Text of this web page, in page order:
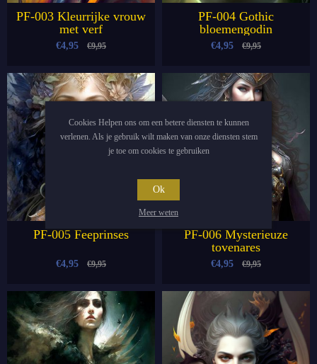
PF-003 Kleurrijke vrouw
met verf
€4,95 €9,95
PF-004 Gothic
bloemengodin
€4,95 €9,95
PF-005 Feeprinses
€4,95 €9,95
PF-006 Mysterieuze
tovenares
€4,95 €9,95
Cookies Helpen ons om een betere diensten te kunnen
verlenen. Als je gebruik wilt maken van onze diensten stem
je toe om cookies te gebruiken
Ok
Meer weten